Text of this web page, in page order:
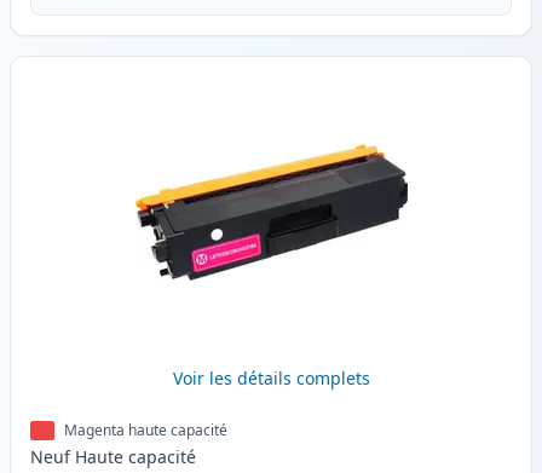
Voir les détails complets
Magenta haute capacité
Neuf Haute capacité